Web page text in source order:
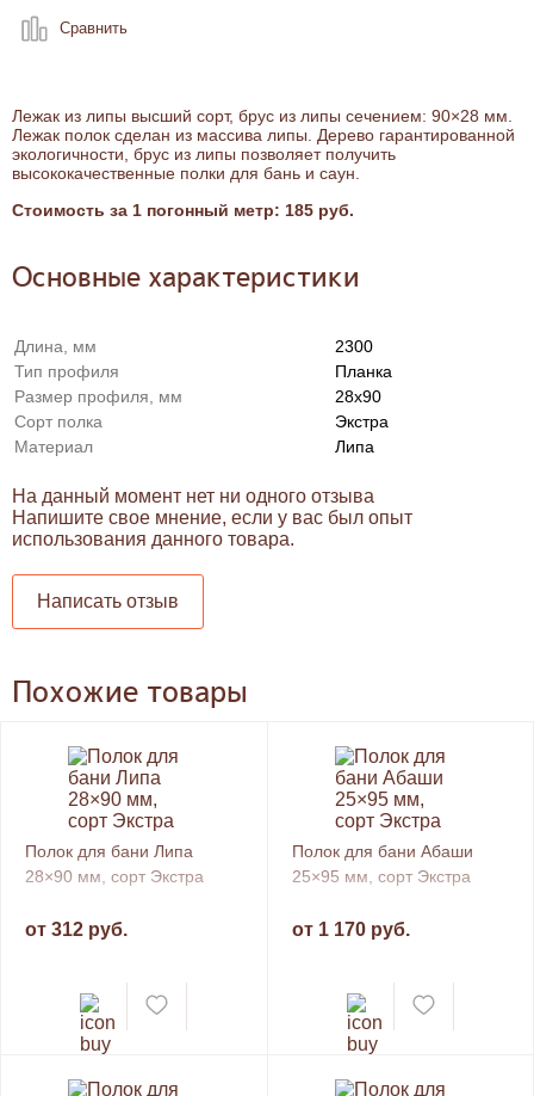
Сравнить
Лежак из липы высший сорт, брус из липы сечением: 90×28 мм.
Лежак полок сделан из массива липы. Дерево гарантированной
экологичности, брус из липы позволяет получить
высококачественные полки для бань и саун.
Стоимость за 1 погонный метр: 185 руб.
Основные характеристики
Длина, мм
2300
Тип профиля
Планка
Размер профиля, мм
28x90
Сорт полка
Экстра
Материал
Липа
На данный момент нет ни одного отзыва
Напишите свое мнение, если у вас был опыт
использования данного товара.
Написать отзыв
Похожие товары
Полок для бани Липа
28×90 мм, сорт Экстра
от 312 руб.
Полок для бани Абаши
25×95 мм, сорт Экстра
от 1 170 руб.